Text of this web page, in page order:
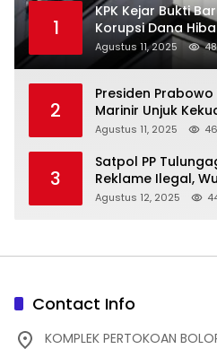
1
KPK Kejar Bukti
Korupsi Dana
Trenggalek
Agustus 11, 2025
2
Presiden
Marinir Unjuk
Struktur Baru
Agustus 11, 2025
3
Satpol PP
Reklame Ilegal,
dan Indah
Agustus 12, 2025
Contact Info
KOMPLEK PERTOKOAN